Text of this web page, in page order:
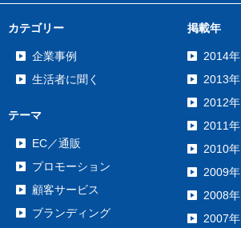
カテゴリー
企業事例
生活者に聞く
テーマ
EC／通販
プロモーション
顧客サービス
ブランディング
掲載年
2014年
2013年
2012年
2011年
2010年
2009年
2008年
2007年